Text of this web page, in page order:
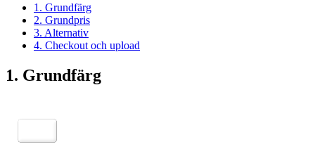
1. Grundfärg
2. Grundpris
3. Alternativ
4. Checkout och upload
1. Grundfärg